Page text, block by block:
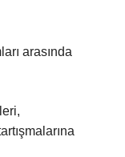
arasında